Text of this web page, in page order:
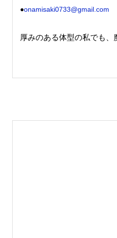
●onamisaki0733@gmail.com
厚みのある体型の私でも